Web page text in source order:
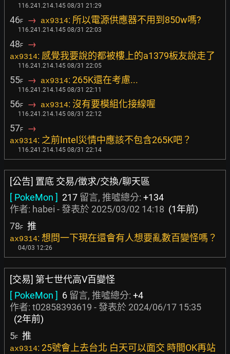
116.241.214.145 08/31 21:29
46F → ax9314: 所以電源供應器不用到850w嗎?
116.241.214.145 08/31 22:03
48F →
ax9314: 感覺我要說的都被樓上的a1379板友說走了
116.241.214.145 08/31 22:05
55F → ax9314: 265K還在考慮...
116.241.214.145 08/31 22:11
56F → ax9314: 沒有要模組化接線喔
116.241.214.145 08/31 22:12
57F →
ax9314: 之前Intel災情中應該不包含265K吧？
116.241.214.145 08/31 22:14
[公告] 置底 交易/徵求/交換/聊天區
[ PokeMon ] 217 留言, 推噓總分: +134
作者: habei - 發表於 2025/03/02 14:18 (1年前)
78F 推
ax9314: 想問一下現在還會有人想要亂數百變怪嗎？
04/03 12:26
[交易] 第七世代高V百變怪
[ PokeMon ] 6 留言, 推噓總分: +4
作者: t02858393619 - 發表於 2024/06/17 15:35
(2年前)
5F 推
ax9314: 25號會上去台北 白天可以面交 時間OK再站